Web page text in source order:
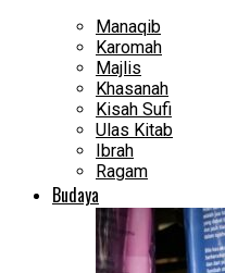
Manaqib
Karomah
Majlis
Khasanah
Kisah Sufi
Ulas Kitab
Ibrah
Ragam
Budaya